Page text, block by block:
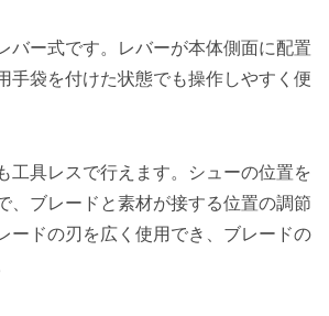
バー式です。レバーが本体側面に配置
手袋を付けた状態でも操作しやすく便
工具レスで行えます。シューの位置を
、ブレードと素材が接する位置の調節
ードの刃を広く使用でき、ブレードの